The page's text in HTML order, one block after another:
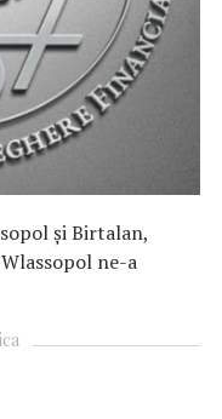
și Birtalan,
ne-a